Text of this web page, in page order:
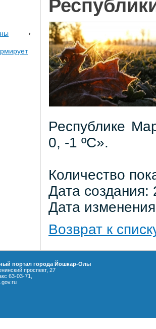
Республике
0, -1 ºС».
Количество
Дата
Дата
Возврат к
портал города Йошкар-Олы
проспект, 27
63-03-71,